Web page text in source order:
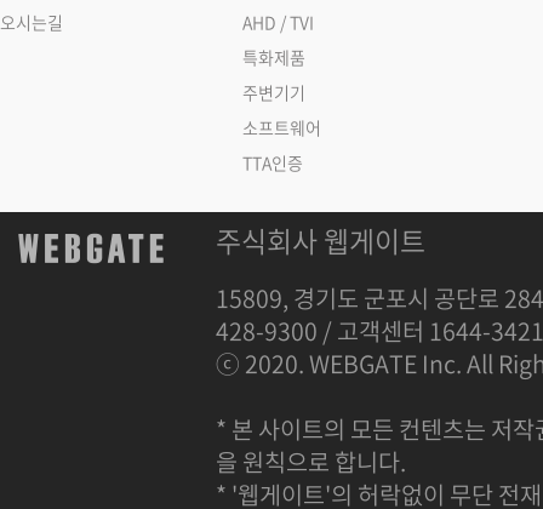
오시는길
AHD / TVI
특화제품
주변기기
소프트웨어
TTA인증
주식회사 웹게이트
15809, 경기도 군포시 공단로
428-9300 / 고객센터 1644-
ⓒ 2020. WEBGATE Inc. All
* 본 사이트의 모든 컨텐츠는 저
을 원칙으로 합니다.
* '웹게이트'의 허락없이 무단 전